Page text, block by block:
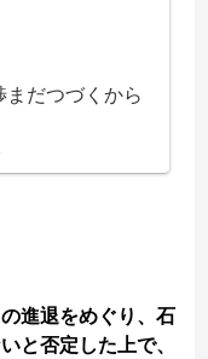
まだつづくから
進退をめぐり、石
と否定した上で、